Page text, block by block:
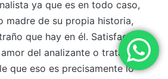
ya que es en todo caso,
madre de su propia historia,
que hay en él. Satisfacer
del analizante o tratar de
que eso es precisamente lo